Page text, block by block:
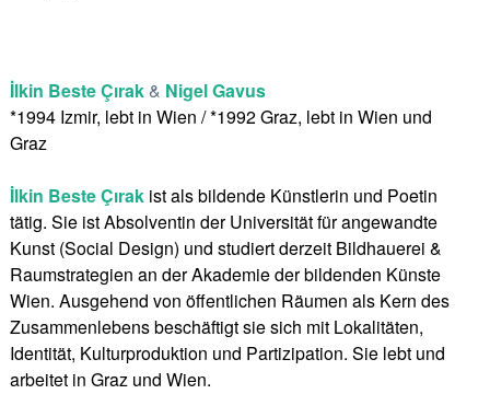
İlkin Beste Çırak& Nigel Gavus
*1994 Izmir, lebt in Wien / *1992 Graz, lebt in Wien und
Graz
İlkin Beste Çırakist als bildende Künstlerin und Poetin
tätig. Sie ist Absolventin der Universität für angewandte
Kunst (Social Design) und studiert derzeit Bildhauerei &
Raumstrategien an der Akademie der bildenden Künste
Wien. Ausgehend von öffentlichen Räumen als Kern des
Zusammenlebens beschäftigt sie sich mit Lokalitäten,
Identität, Kulturproduktion und Partizipation. Sie lebt und
arbeitet in Graz und Wien.